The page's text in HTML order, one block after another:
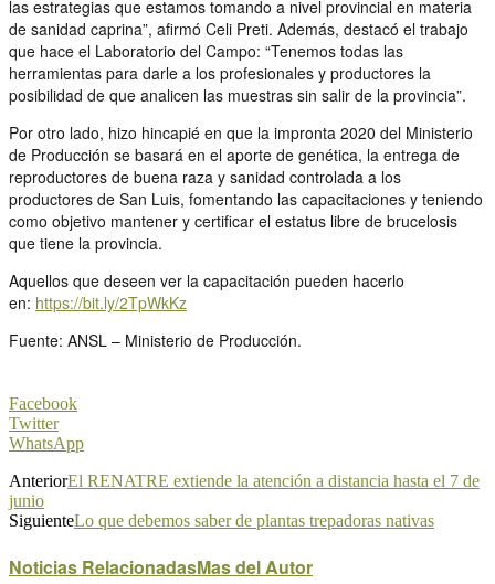
las estrategias que estamos tomando a nivel provincial en materia
de sanidad caprina”, afirmó Celi Preti. Además, destacó el trabajo
que hace el Laboratorio del Campo: “Tenemos todas las
herramientas para darle a los profesionales y productores la
posibilidad de que analicen las muestras sin salir de la provincia”.
Por otro lado, hizo hincapié en que la impronta 2020 del Ministerio
de Producción se basará en el aporte de genética, la entrega de
reproductores de buena raza y sanidad controlada a los
productores de San Luis, fomentando las capacitaciones y teniendo
como objetivo mantener y certificar el estatus libre de brucelosis
que tiene la provincia.
Aquellos que deseen ver la capacitación pueden hacerlo
en: https://bit.ly/2TpWkKz
Fuente: ANSL – Ministerio de Producción.
Facebook
Twitter
WhatsApp
AnteriorEl RENATRE extiende la atención a distancia hasta el 7 de
junio
SiguienteLo que debemos saber de plantas trepadoras nativas
Noticias RelacionadasMas del Autor